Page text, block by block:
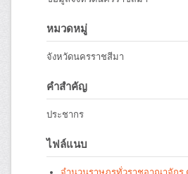
หมวดหมู่
จังหวัดนครราชสีมา
คำสำคัญ
ประชากร
ไฟล์แนบ